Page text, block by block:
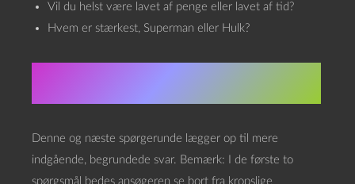
Vil du helst være lavet af penge eller lavet af tid?
Hvem er stærkest, Superman eller Hulk?
Denne og næste spørgerunde lægger op til mere
indgående, begrundede svar. Bemærk: I de første to
spørgsmål bedes ansøgeren se bort fra kropslige